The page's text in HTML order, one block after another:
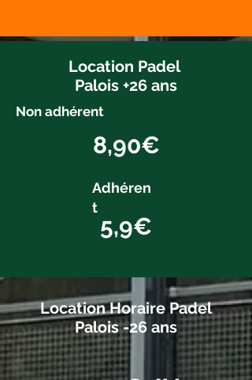
Location Padel
Palois +26 ans
Non adhérent
8,90€
Adhéren
t
5,9€
Location Horaire Padel
Palois -26 ans